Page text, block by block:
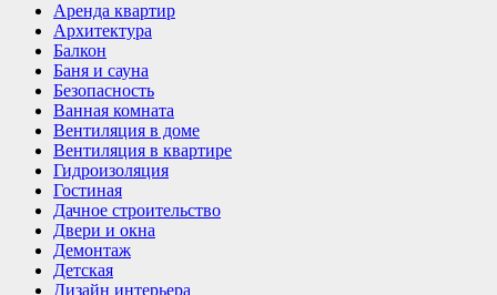
Аренда квартир
Архитектура
Балкон
Баня и сауна
Безопасность
Ванная комната
Вентиляция в доме
Вентиляция в квартире
Гидроизоляция
Гостиная
Дачное строительство
Двери и окна
Демонтаж
Детская
Дизайн интерьера